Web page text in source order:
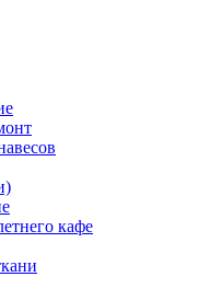
кафе